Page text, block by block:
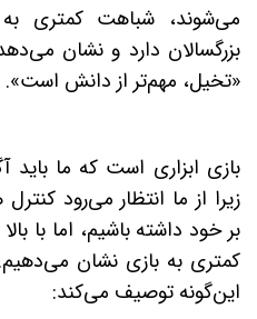
می‌شوند، شباهت کمتری به
بزرگسالان دارد و نشان
«تخیل، مهم‌تر از دانش است».
بازی ابزاری است که ما باید
زیرا از ما انتظار می‌رود
بر خود داشته باشیم، اما با
کمتری به بازی نشان
این‌گونه توصیف می‌کند: